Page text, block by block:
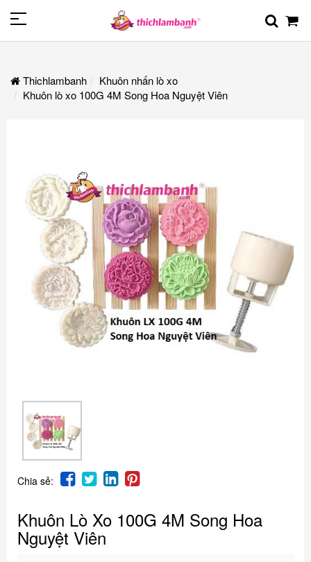
Thichlambanh
Khuôn nhấn lò xo
Khuôn lò xo 100G 4M Song Hoa Nguyệt Viên
Chia sẻ:
Khuôn Lò Xo 100G 4M Song Hoa
Nguyệt Viên